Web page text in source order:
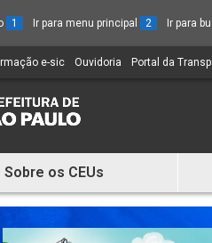
1 Ir para menu principal 2 Ir para
e-sic (Link
um
novo
Ouvidoria (Link
Portal da
Sobre os CEUs